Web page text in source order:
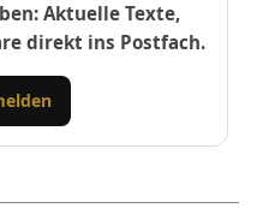
Aktuelle Texte,
direkt ins Postfach.